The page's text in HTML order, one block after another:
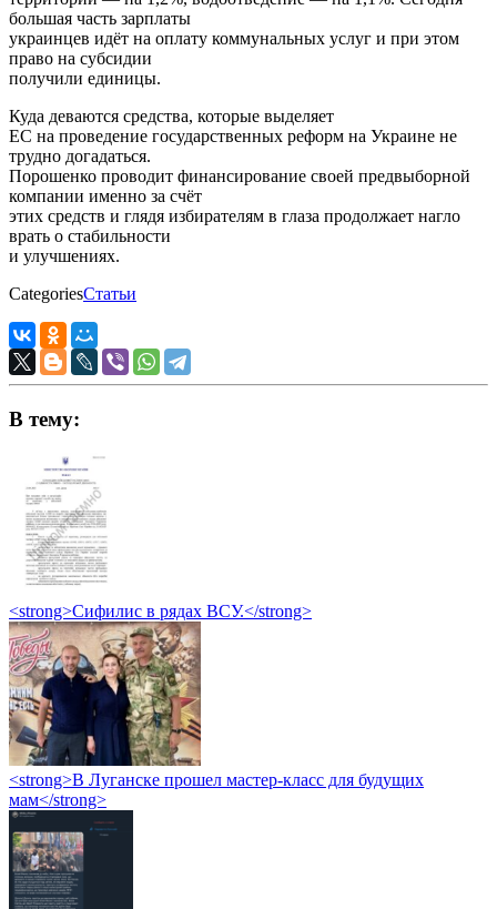
большая часть зарплаты
украинцев идёт на оплату коммунальных услуг и при этом
право на субсидии
получили единицы.
Куда деваются средства, которые выделяет
ЕС на проведение государственных реформ на Украине не
трудно догадаться.
Порошенко проводит финансирование своей предвыборной
компании именно за счёт
этих средств и глядя избирателям в глаза продолжает нагло
врать о стабильности
и улучшениях.
CategoriesСтатьи
В тему:
<strong>Сифилис в рядах ВСУ.</strong>
<strong>В Луганске прошел мастер-класс для будущих
мам</strong>